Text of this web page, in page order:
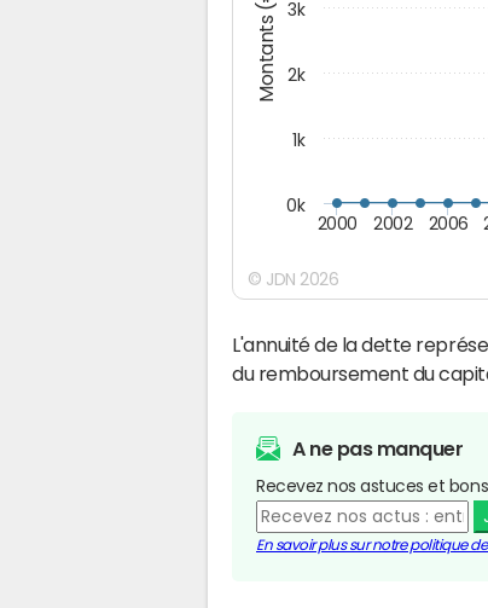
Montants (€)
2000 2002 2006
0k
1k
2k
3k
© JDN 2026
L'annuité de la dette
du remboursement du
A ne pas manquer
Recevez nos astuces et
En savoir plus sur notre politique